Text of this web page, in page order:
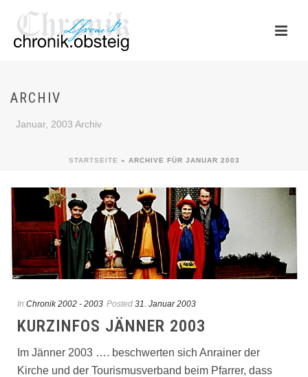
ARCHIV
Januar, 2003 Archiv
STARTSEITE » ARCHIVE FÜR JANUAR 2003
In Chronik 2002 - 2003 Posted 31. Januar 2003
KURZINFOS JÄNNER 2003
Im Jänner 2003 …. beschwerten sich Anrainer der
Kirche und der Tourismusverband beim Pfarrer, dass